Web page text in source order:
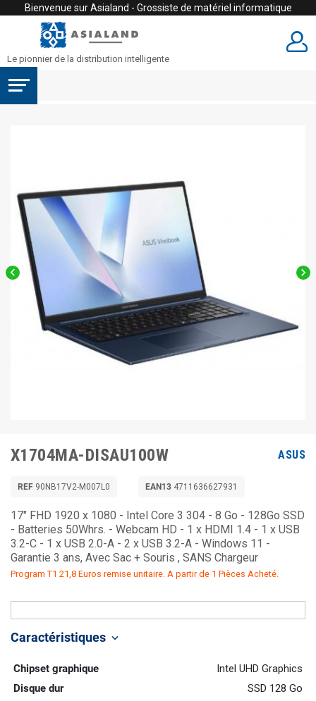
Bienvenue sur Asialand - Grossiste de matériel informatique
Le pionnier de la distribution intelligente
 
X1704MA-DISAU100W ASUS
REF 90NB17V2-M007L0 EAN13 4711636627931
17" FHD 1920 x 1080 - Intel Core 3 304 - 8 Go - 128Go SSD
- Batteries 50Whrs. - Webcam HD - 1 x HDMI 1.4 - 1 x USB
3.2-C - 1 x USB 2.0-A - 2 x USB 3.2-A - Windows 11 -
Garantie 3 ans, Avec Sac + Souris , SANS Chargeur
Program T1 21,8 Euros remise unitaire. A partir de 1 Pièces Acheté.
Caractéristiques keyboard_arrow_down
Chipset graphique
Intel UHD Graphics
Disque dur
SSD 128 Go